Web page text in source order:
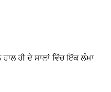
ਹੀ ਦੇ ਸਾਲਾਂ ਵਿੱਚ ਇੱਕ ਲੰਮਾ